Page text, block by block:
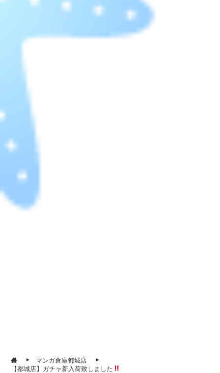
マンガ倉庫都城店
【都城店】ガチャ新入荷致しました